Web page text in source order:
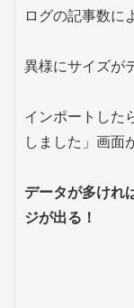
ログの記事数に
異様にサイズが
インポートした
しました」画面
データが多けれ
ジが出る！